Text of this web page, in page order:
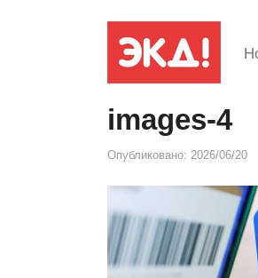
images-4
Опубликовано: 2026/06/20